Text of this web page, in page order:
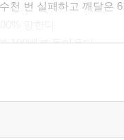
천 번 실패하고 깨달은
100배로 돌아온다
세미나에 10억 원 투자
받으면 돈이 쏟아진다
지 말라